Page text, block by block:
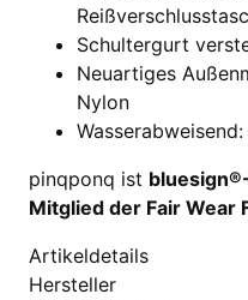
Schultergurt
Neuartiges
Nylon
pinqponq ist
Mitglied der Fair Wear
Artikeldetails
Hersteller